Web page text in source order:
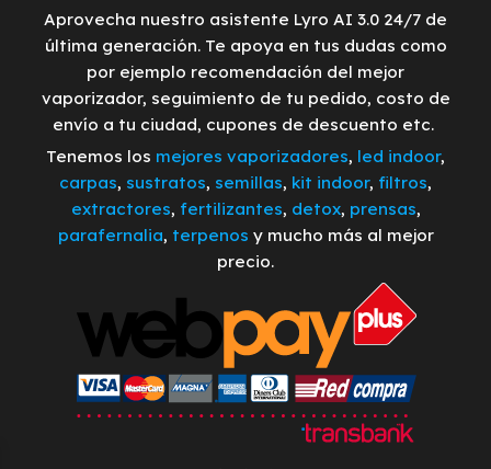
Aprovecha nuestro asistente Lyro AI 3.0 24/7 de
última generación. Te apoya en tus dudas como
por ejemplo recomendación del mejor
vaporizador, seguimiento de tu pedido, costo de
envío a tu ciudad, cupones de descuento etc.
Tenemos los mejores vaporizadores, led indoor,
carpas, sustratos, semillas, kit indoor, filtros,
extractores, fertilizantes, detox, prensas,
parafernalia, terpenos y mucho más al mejor
precio.